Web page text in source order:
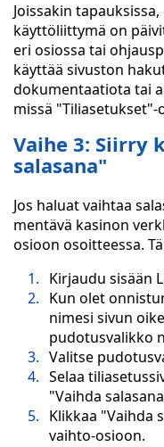
Joissakin
käyttöliittymä on
eri osiossa tai
käyttää sivuston
dokumentaatiota tai
missä "Tiliasetukset"-
Vaihe 3: Siirry
salasana"
Jos haluat vaihtaa
mentävä kasinon
osioon osoitteessa.
Kirjaudu sisään
Kun olet
nimesi sivun
pudotusvalikko
Valitse
Selaa
"Vaihda
Klikkaa "Vaihda
vaihto-osioon.